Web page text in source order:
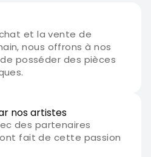
et la vente de
nous offrons à nos
posséder des pièces
nos artistes
des partenaires
fait de cette passion